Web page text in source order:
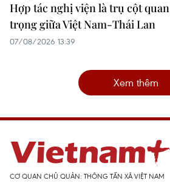
Hợp tác nghị viện là trụ cột quan
trọng giữa Việt Nam-Thái Lan
07/08/2026 13:39
Xem thêm
CƠ QUAN CHỦ QUẢN: THÔNG TẤN XÃ VIỆT NAM